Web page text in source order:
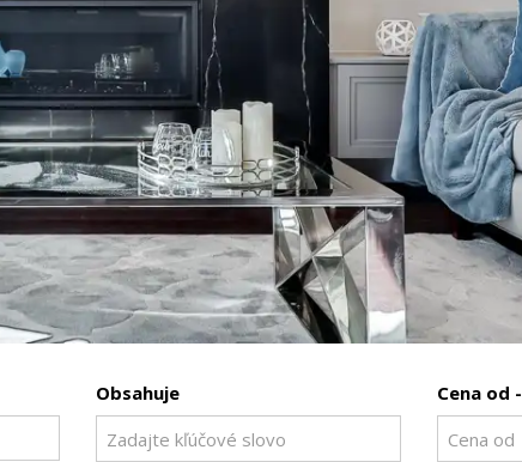
Obsahuje Cena od